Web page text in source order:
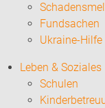
Fundsachen
Ukraine-Hilfe
Leben & Soziales
Schulen